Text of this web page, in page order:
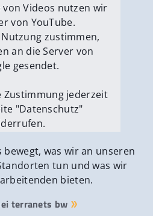
erlauben
von Videos nutzen wir
von YouTube.
zustimmen,
an die Server von
gesendet.
Zustimmung jederzeit
"Datenschutz"
erlauben
bewegt, was wir an unseren
tun und was wir
bieten.
terranets bw